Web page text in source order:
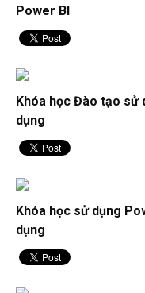
Power BI
Khóa học Đào tạo sử
dụng
Khóa học sử dụng
dụng